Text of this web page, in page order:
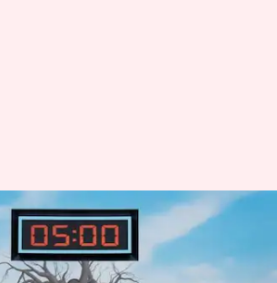
Show Yang
Karena